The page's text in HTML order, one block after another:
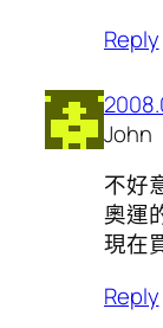
Reply
John
不好
奧運
現在
Reply